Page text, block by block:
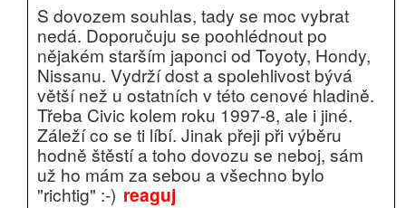
S dovozem souhlas, tady se moc vybrat
nedá. Doporučuju se poohlédnout po
nějakém starším japonci od Toyoty, Hondy,
Nissanu. Vydrží dost a spolehlivost bývá
větší než u ostatních v této cenové hladině.
Třeba Civic kolem roku 1997-8, ale i jiné.
Záleží co se ti líbí. Jinak přeji při výběru
hodně štěstí a toho dovozu se neboj, sám
už ho mám za sebou a všechno bylo
"richtig" :-) reaguj